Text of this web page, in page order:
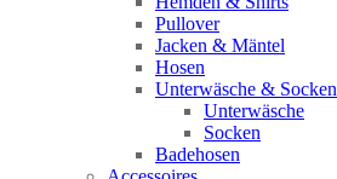
Pullover
Jacken & Mäntel
Hosen
Unterwäsche & Socken
Unterwäsche
Socken
Badehosen